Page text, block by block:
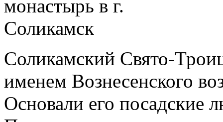
Соликамский Свято-
именем Вознесенского
Основали его посадские